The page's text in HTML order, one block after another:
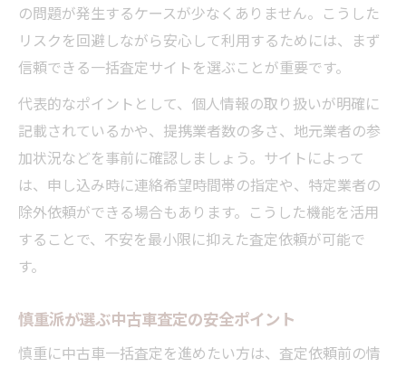
狭山市で中古車を賢く売るための比較術
中古車一括査定で賢く業者を比較する方法
中古車査定で複数業者を効率的に選別する
コツ
中古車を高く売るための比較ポイント徹底
解説
狭山市で中古車査定業者を選ぶ基準とは
中古車売却でよくあるリスクとその対処法
中古車一括査定のトラブル事例と防止策
の問題が発生するケースが少なくありません。こうした
リスクを回避しながら安心して利用するためには、まず
信頼できる一括査定サイトを選ぶことが重要です。
代表的なポイントとして、個人情報の取り扱いが明確に
記載されているかや、提携業者数の多さ、地元業者の参
加状況などを事前に確認しましょう。サイトによって
は、申し込み時に連絡希望時間帯の指定や、特定業者の
除外依頼ができる場合もあります。こうした機能を活用
することで、不安を最小限に抑えた査定依頼が可能で
す。
慎重派が選ぶ中古車査定の安全ポイント
慎重に中古車一括査定を進めたい方は、査定依頼前の情